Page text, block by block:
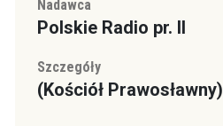
Nadawca
Polskie Radio pr. II
Szczegóły
(Kościół Prawosławny)